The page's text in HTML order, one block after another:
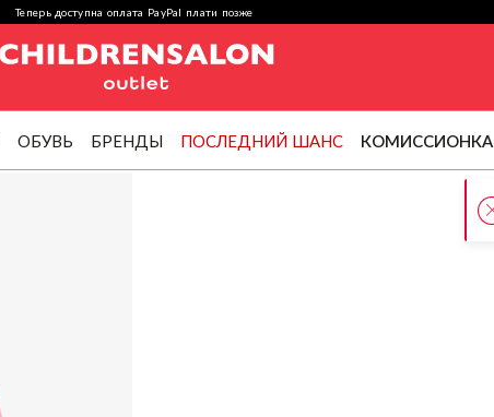
Теперь доступна оплата PayPal плати позже
ОБУВЬ БРЕНДЫ ПОСЛЕДНИЙ ШАНС КОМИССИОНКА